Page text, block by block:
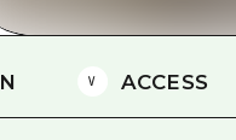
ACCESS